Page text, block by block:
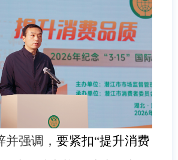
并强调， 要紧扣“提升消费